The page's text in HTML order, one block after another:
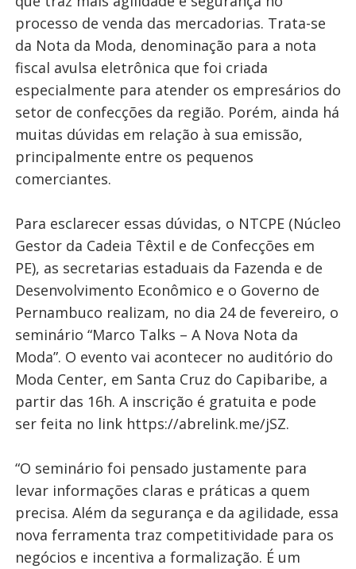
processo de venda das mercadorias. Trata-se
da Nota da Moda, denominação para a nota
fiscal avulsa eletrônica que foi criada
especialmente para atender os empresários do
setor de confecções da região. Porém, ainda há
muitas dúvidas em relação à sua emissão,
principalmente entre os pequenos
comerciantes.
Para esclarecer essas dúvidas, o NTCPE (Núcleo
Gestor da Cadeia Têxtil e de Confecções em
PE), as secretarias estaduais da Fazenda e de
Desenvolvimento Econômico e o Governo de
Pernambuco realizam, no dia 24 de fevereiro, o
seminário “Marco Talks – A Nova Nota da
Moda”. O evento vai acontecer no auditório do
Moda Center, em Santa Cruz do Capibaribe, a
partir das 16h. A inscrição é gratuita e pode
ser feita no link https://abrelink.me/jSZ.
“O seminário foi pensado justamente para
levar informações claras e práticas a quem
precisa. Além da segurança e da agilidade, essa
nova ferramenta traz competitividade para os
negócios e incentiva a formalização. É um